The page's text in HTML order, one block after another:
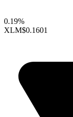
0.19%
XLM$0.1601